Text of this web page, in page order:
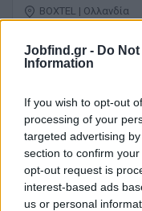
Jobfind.gr - Do
Information
If you wish to opt-out
processing of your
targeted advertising
section to confirm
opt-out request is
interest-based ads
us or personal
BOXTEL | Ολλανδία
19,5 € ανά ώρα
30/07/2026
Χειριστής CNC
Ολλανδία
Πλήρης απασχόληση
15,56 € - 18,67 €